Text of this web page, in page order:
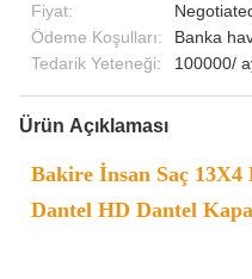
Fiyat:
Ödeme Koşulları:
Banka
Tedarik Yeteneği:
100000/
Ürün Açıklaması
Bakire İnsan Saç
Dantel HD Dantel